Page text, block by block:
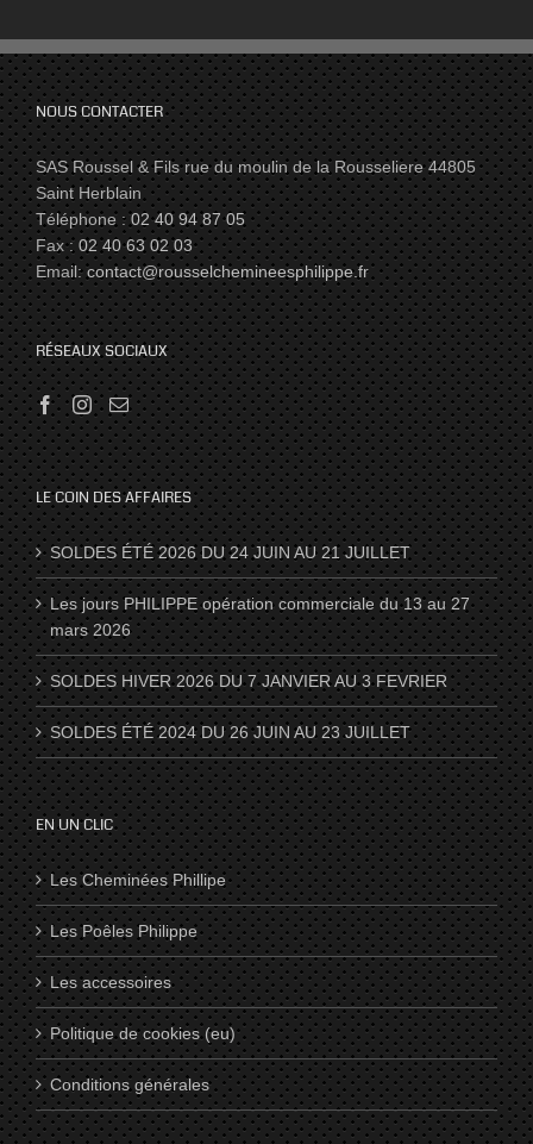
NOUS CONTACTER
SAS Roussel & Fils rue du moulin de la Rousseliere 44805
Saint Herblain
Téléphone :02 40 94 87 05
Fax :02 40 63 02 03
Email:contact@rousselchemineesphilippe.fr
RÉSEAUX SOCIAUX
LE COIN DES AFFAIRES
SOLDES ÉTÉ 2026 DU 24 JUIN AU 21 JUILLET
Les jours PHILIPPE opération commerciale du 13 au 27
mars 2026
SOLDES HIVER 2026 DU 7 JANVIER AU 3 FEVRIER
SOLDES ÉTÉ 2024 DU 26 JUIN AU 23 JUILLET
EN UN CLIC
Les Cheminées Phillipe
Les Poêles Philippe
Les accessoires
Politique de cookies (eu)
Conditions générales